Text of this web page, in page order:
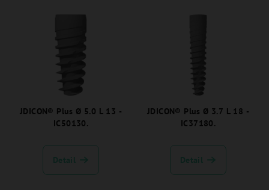
JDICON® Plus Ø 5.0 L 13 -
IC50130.
Detail
JDICON® Plus Ø 3.7 L 18 -
IC37180.
Detail